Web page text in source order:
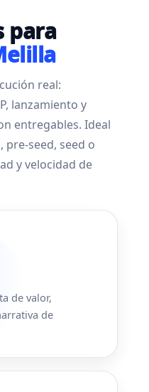
para
real:
lanzamiento y
entregables. Ideal
pre-seed, seed o
y velocidad de
de valor,
de